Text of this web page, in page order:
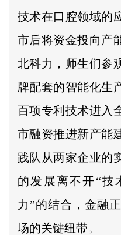
技术在口腔领域的
市后将资金投向产
北科力，师生们参
牌配套的智能化生
百项专利技术进入
市融资推进新产能
践队从两家企业的
的发展离不开“技
力”的结合，金融
场的关键纽带。